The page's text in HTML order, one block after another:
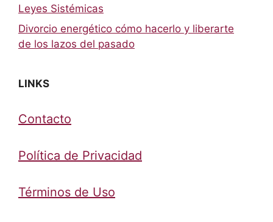
Leyes Sistémicas
Divorcio energético cómo hacerlo y liberarte
de los lazos del pasado
LINKS
Contacto
Política de Privacidad
Términos de Uso